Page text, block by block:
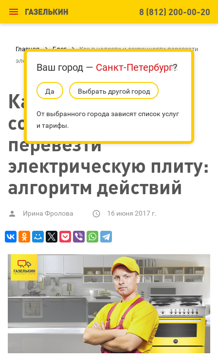
 8 (812) 200-00-20
Главная  Блог  Как в целости и сохранности перевезти
электрическую плиту: алгоритм действий
Как в целости и
сохранности
перевезти
электрическую плиту:
алгоритм действий
 Ирина Фролова  16 июня 2017 г.
Ваш город — Санкт-Петербург?
Да Выбрать другой город
От выбранного города зависят список услуг
и тарифы.